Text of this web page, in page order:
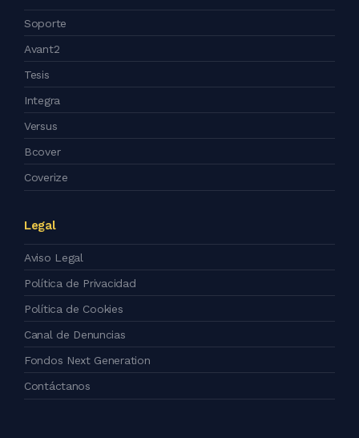
Soporte
Avant2
Tesis
Integra
Versus
Bcover
Coverize
Legal
Aviso Legal
Política de Privacidad
Política de Cookies
Canal de Denuncias
Fondos Next Generation
Contáctanos